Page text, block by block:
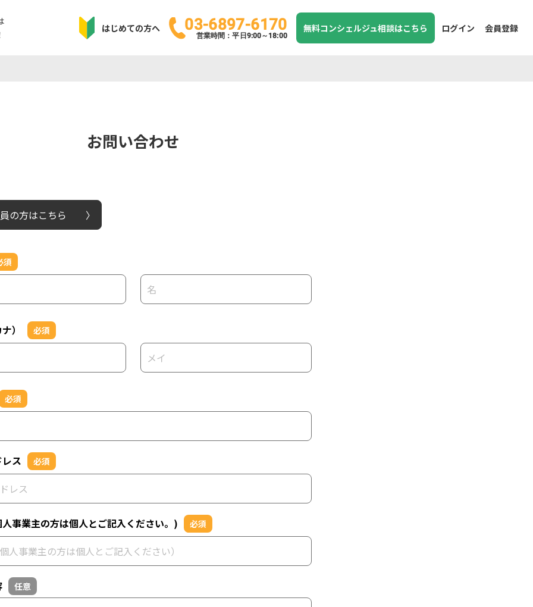
はじめての方へ 03-6897-6170
営業時間：平日9:00～18:00
無料コンシェルジュ相談はこちら ログイン 会員登録
お問い合わせ
の方はこちら
須
） 必須
必須
ス 必須
事業主の方は個人とご記入ください。) 必須
任意